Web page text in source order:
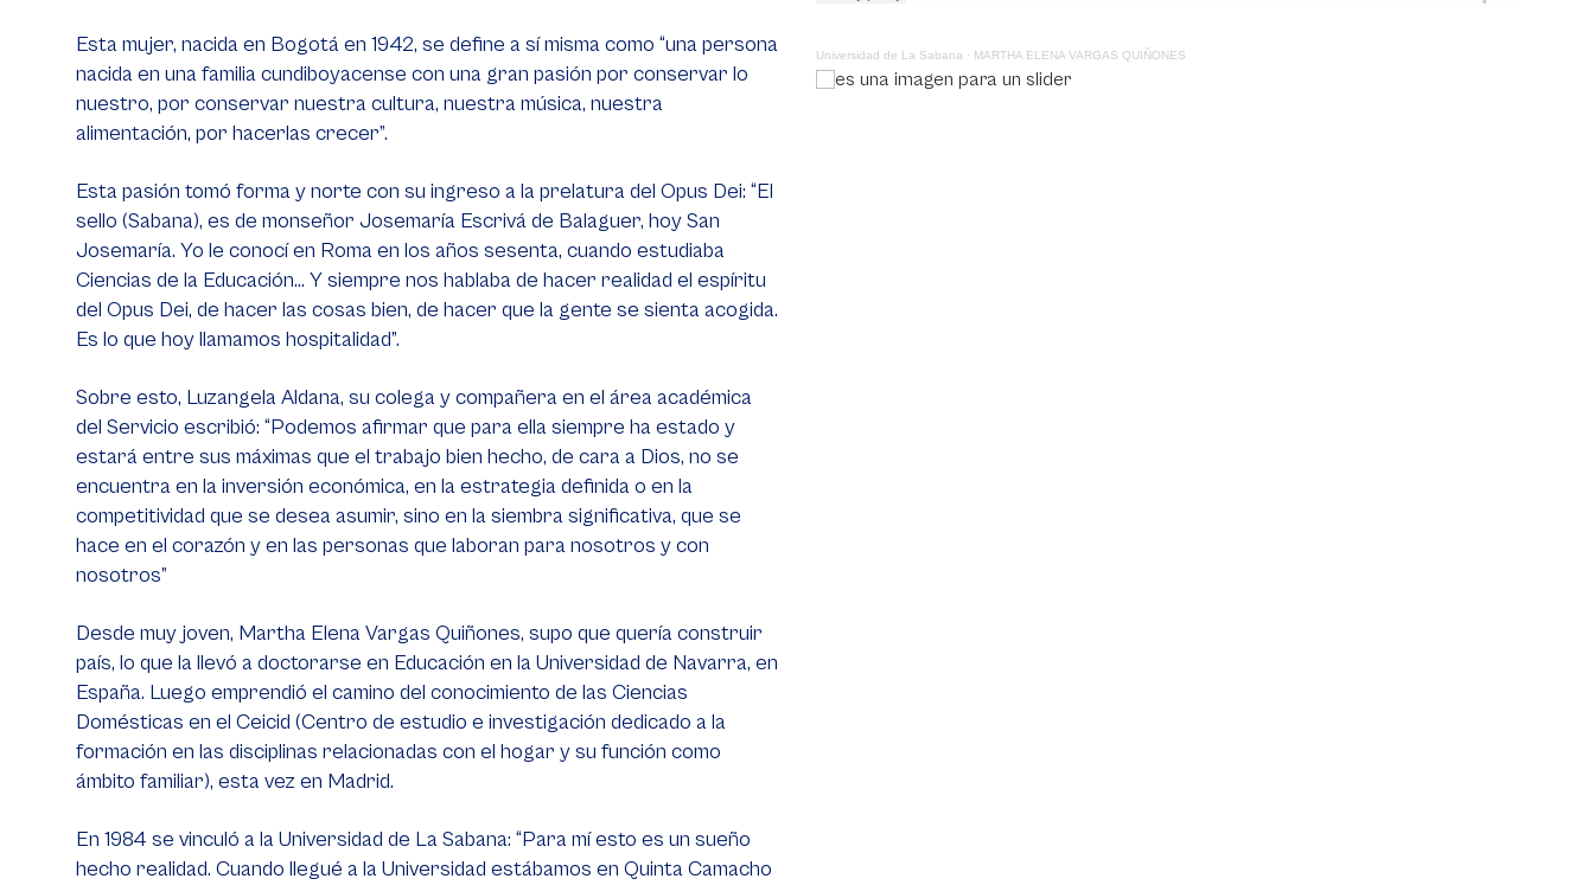
Esta mujer, nacida en Bogotá en 1942, se define a sí misma como “una persona
nacida en una familia cundiboyacense con una gran pasión por conservar lo
nuestro, por conservar nuestra cultura, nuestra música, nuestra
alimentación, por hacerlas crecer”.
Esta pasión tomó forma y norte con su ingreso a la prelatura del Opus Dei: “El
sello (Sabana), es de monseñor Josemaría Escrivá de Balaguer, hoy San
Josemaría. Yo le conocí en Roma en los años sesenta, cuando estudiaba
Ciencias de la Educación... Y siempre nos hablaba de hacer realidad el espíritu
del Opus Dei, de hacer las cosas bien, de hacer que la gente se sienta acogida.
Es lo que hoy llamamos hospitalidad”.
Sobre esto, Luzangela Aldana, su colega y compañera en el área académica
del Servicio escribió: “Podemos afirmar que para ella siempre ha estado y
estará entre sus máximas que el trabajo bien hecho, de cara a Dios, no se
encuentra en la inversión económica, en la estrategia definida o en la
competitividad que se desea asumir, sino en la siembra significativa, que se
hace en el corazón y en las personas que laboran para nosotros y con
nosotros”
Desde muy joven, Martha Elena Vargas Quiñones, supo que quería construir
país, lo que la llevó a doctorarse en Educación en la Universidad de Navarra, en
España. Luego emprendió el camino del conocimiento de las Ciencias
Domésticas en el Ceicid (Centro de estudio e investigación dedicado a la
formación en las disciplinas relacionadas con el hogar y su función como
ámbito familiar), esta vez en Madrid.
En 1984 se vinculó a la Universidad de La Sabana: “Para mí esto es un sueño
hecho realidad. Cuando llegué a la Universidad estábamos en Quinta Camacho
Universidad de La Sabana · MARTHA ELENA VARGAS QUIÑONES